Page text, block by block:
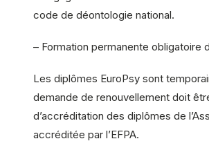
code de déontologie national.
– Formation permanente obligatoire
Les diplômes EuroPsy sont
demande de renouvellement doit
d’accréditation des diplômes de
accréditée par l’EFPA.